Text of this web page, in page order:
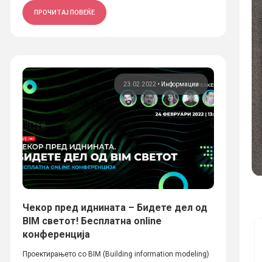
ПРОЧИТАЈ ПОВЕЌЕ
23.02.2022 • Информации
Чекор пред иднината – Бидете дел од
BIM светот! Бесплатна online
конференција
Проектирањето со BIM (Building information modeling)